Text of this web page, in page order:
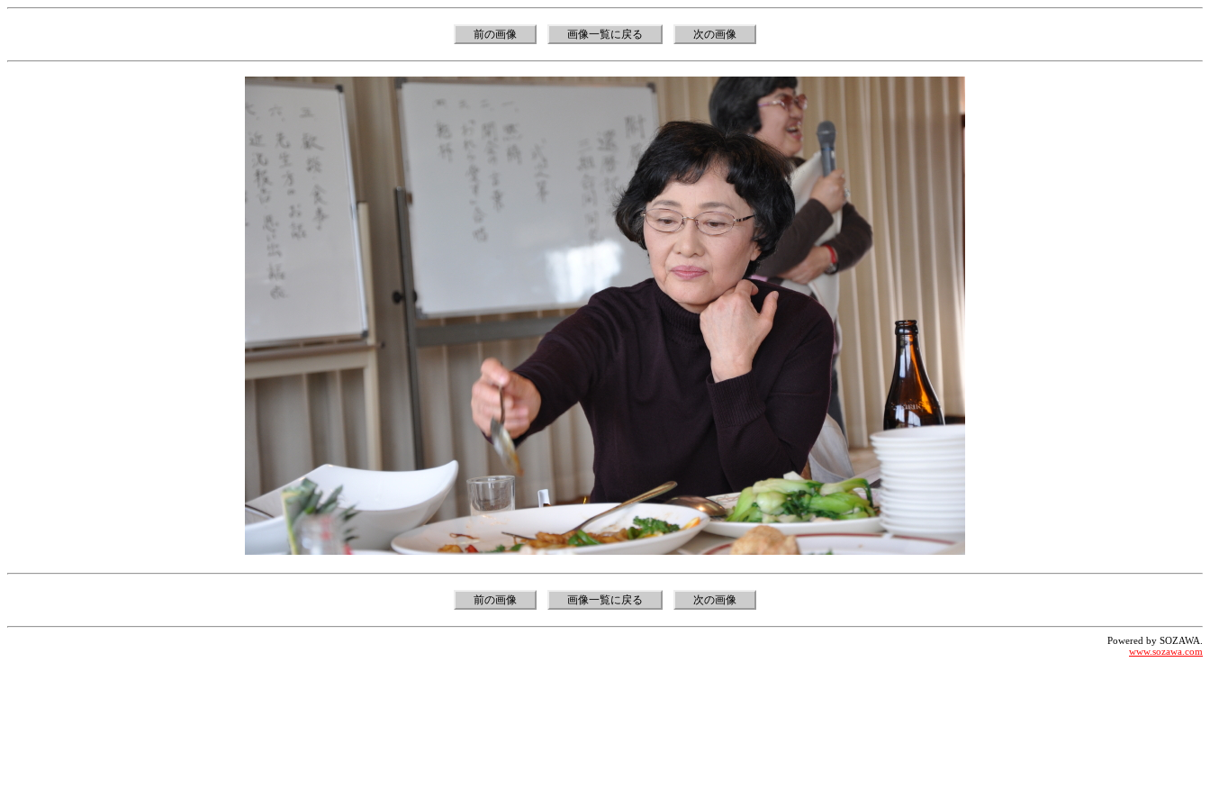
前の画像 画像一覧に戻る 次の画像
前の画像 画像一覧に戻る 次の画像
Powered by SOZAWA.
www.sozawa.com